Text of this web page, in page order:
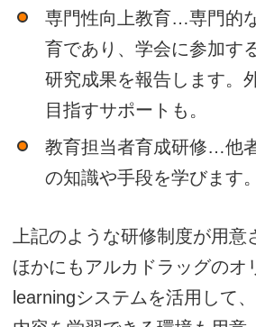
専門性向上教育…専門的
育であり、学会に参加す
研究成果を報告します。
目指すサポートも。
教育担当者育成研修…他
の知識や手段を学びます。
上記のような研修制度が用意
ほかにもアルカドラッグのオ
learningシステムを活用して